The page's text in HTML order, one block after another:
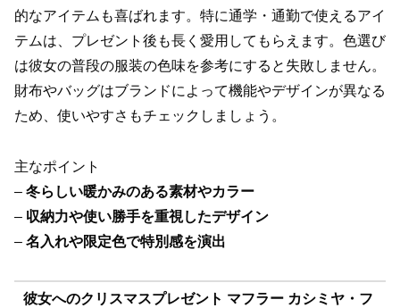
的なアイテムも喜ばれます。特に通学・通勤で使えるアイ
テムは、プレゼント後も長く愛用してもらえます。色選び
は彼女の普段の服装の色味を参考にすると失敗しません。
財布やバッグはブランドによって機能やデザインが異なる
ため、使いやすさもチェックしましょう。
主なポイント
– 冬らしい暖かみのある素材やカラー
– 収納力や使い勝手を重視したデザイン
– 名入れや限定色で特別感を演出
彼女へのクリスマスプレゼント マフラー カシミヤ・フ